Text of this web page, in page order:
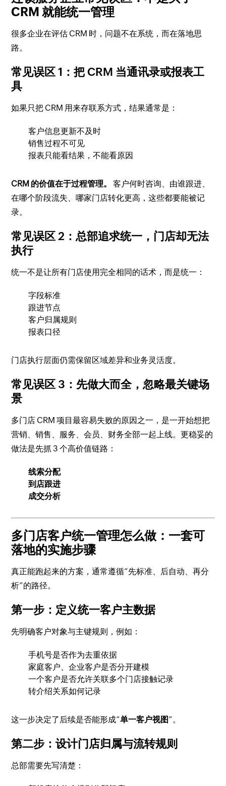
CRM 就能统一管理
很多企业在评估 CRM 时，问题不在系统，而在落地思
路。
常见误区 1：把 CRM 当通讯录或报表工
具
如果只把 CRM 用来存联系方式，结果通常是：
客户信息更新不及时
销售过程不可见
报表只能看结果，不能看原因
CRM 的价值在于过程管理。
客户何时咨询、由谁跟进、
在哪个阶段流失、哪家门店转化更高，这些都要能被记
录。
常见误区 2：总部追求统一，门店却无法
执行
统一不是让所有门店使用完全相同的话术，而是统一：
字段标准
跟进节点
客户归属规则
报表口径
门店执行层面仍需保留区域差异和业务灵活度。
常见误区 3：先做大而全，忽略最关键场
景
多门店 CRM 项目最容易失败的原因之一，是一开始想把
营销、销售、服务、会员、财务全部一起上线。更稳妥的
做法是先抓 3 个高价值链路：
线索分配
到店跟进
成交分析
多门店客户统一管理怎么做：一套可
落地的实施步骤
真正能跑起来的方案，通常遵循“先标准、后自动、再分
析”的路径。
第一步：定义统一客户主数据
先明确客户对象与主键规则，例如：
手机号是否作为去重依据
家庭客户、企业客户是否分开建模
一个客户是否允许关联多个门店接触记录
转介绍关系如何记录
这一步决定了后续是否能形成“单一客户视图”。
第二步：设计门店归属与流转规则
总部需要先写清楚：